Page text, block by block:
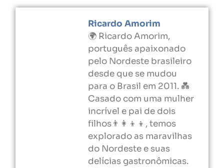
Ricardo Amorim
🌍 Ricardo Amorim,
português apaixonado
pelo Nordeste brasileiro
desde que se mudou
para o Brasil em 2011. 💑
Casado com uma mulher
incrível e pai de dois
filhos👨‍👩‍👦‍👦, temos
explorado as maravilhas
do Nordeste e suas
delícias gastronômicas.